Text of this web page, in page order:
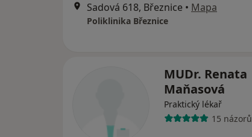
Sadová 618, Březnice • Mapa
Poliklinika Březnice
MUDr. Renata
Maňasová
Praktický lékař
15 názorů